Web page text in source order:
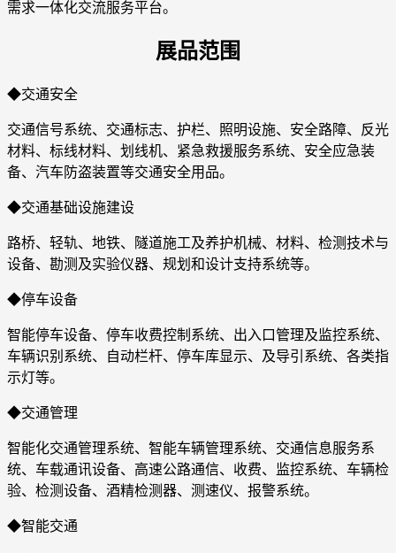
需求一体化交流服务平台。
展品范围
◆交通安全
交通信号系统、交通标志、护栏、照明设施、安全路障、反光
材料、标线材料、划线机、紧急救援服务系统、安全应急装
备、汽车防盗装置等交通安全用品。
◆交通基础设施建设
路桥、轻轨、地铁、隧道施工及养护机械、材料、检测技术与
设备、勘测及实验仪器、规划和设计支持系统等。
◆停车设备
智能停车设备、停车收费控制系统、出入口管理及监控系统、
车辆识别系统、自动栏杆、停车库显示、及导引系统、各类指
示灯等。
◆交通管理
智能化交通管理系统、智能车辆管理系统、交通信息服务系
统、车载通讯设备、高速公路通信、收费、监控系统、车辆检
验、检测设备、酒精检测器、测速仪、报警系统。
◆智能交通